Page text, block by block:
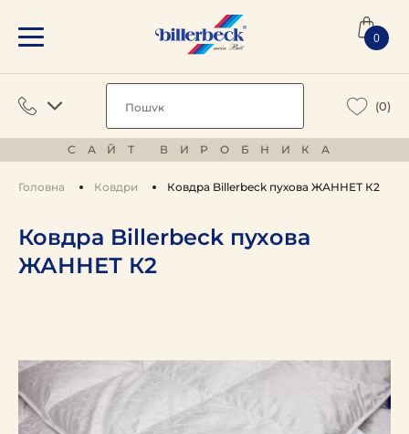
0
(0)
САЙТ ВИРОБНИКА
Головна Ковдри Ковдра Billerbeck пухова ЖАННЕТ К2
Ковдра Billerbeck пухова
ЖАННЕТ К2